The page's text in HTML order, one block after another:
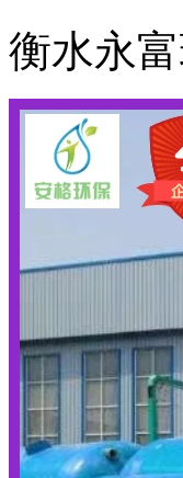
衡水永